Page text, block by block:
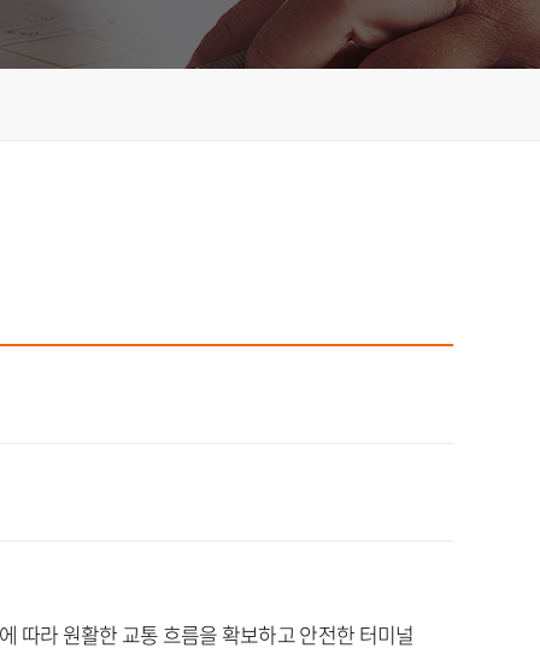
따라 원활한 교통 흐름을 확보하고 안전한 터미널